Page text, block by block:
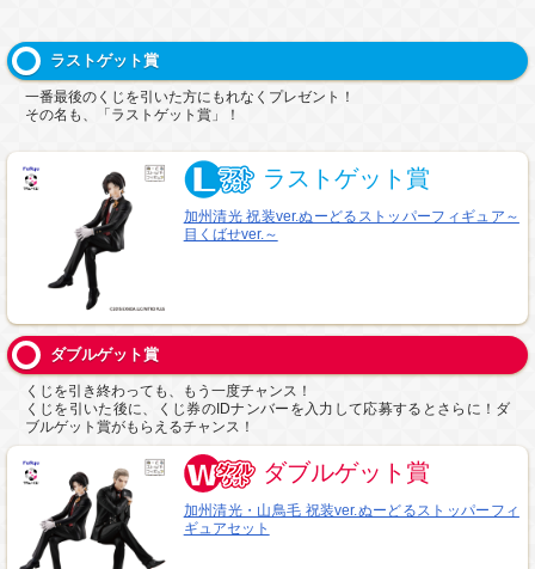
ラストゲット賞
一番最後のくじを引いた方にもれなくプレゼント！
その名も、「ラストゲット賞」！
ラストゲット賞
加州清光 祝装ver.ぬーどるストッパーフィギュア～
目くばせver.～
ダブルゲット賞
くじを引き終わっても、もう一度チャンス！
くじを引いた後に、くじ券のIDナンバーを入力して応募するとさらに！ダ
ブルゲット賞がもらえるチャンス！
ダブルゲット賞
加州清光・山鳥毛 祝装ver.ぬーどるストッパーフィ
ギュアセット